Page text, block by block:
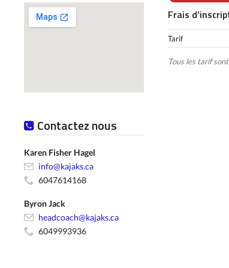
Frais
Tarif
Tous les tarif
Contactez nous
Karen Fisher Hagel
info@kajaks.ca
6047614168
Byron Jack
headcoach@kajaks.ca
6049993936